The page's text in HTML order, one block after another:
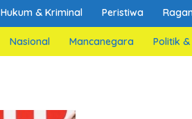
Hukum & Kriminal Peristiwa
Nasional Mancanegara Politik